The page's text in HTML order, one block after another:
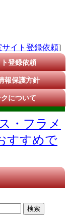
サイト登録依頼]
登録依頼
報保護方針
について
・フラメ
すすめで